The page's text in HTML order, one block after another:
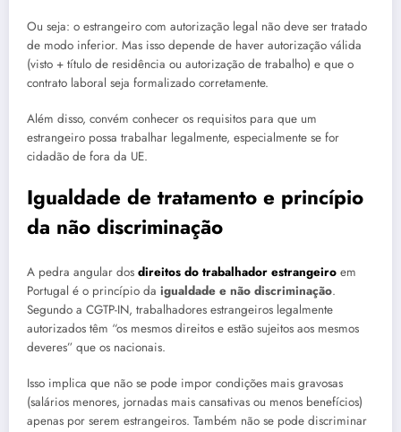
Ou seja: o estrangeiro com autorização legal não deve ser tratado
de modo inferior. Mas isso depende de haver autorização válida
(visto + título de residência ou autorização de trabalho) e que o
contrato laboral seja formalizado corretamente.
Além disso, convém conhecer os requisitos para que um
estrangeiro possa trabalhar legalmente, especialmente se for
cidadão de fora da UE.
Igualdade de tratamento e princípio
da não discriminação
A pedra angular dos direitos do trabalhador estrangeiro em
Portugal é o princípio da igualdade e não discriminação.
Segundo a CGTP-IN, trabalhadores estrangeiros legalmente
autorizados têm “os mesmos direitos e estão sujeitos aos mesmos
deveres” que os nacionais.
Isso implica que não se pode impor condições mais gravosas
(salários menores, jornadas mais cansativas ou menos benefícios)
apenas por serem estrangeiros. Também não se pode discriminar